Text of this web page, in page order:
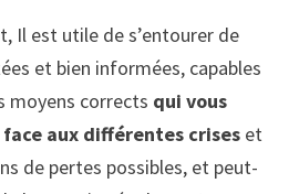
Il est utile de s’entourer de
et bien informées, capables
moyens corrects qui vous
aux différentes crises et
de pertes possibles, et peut-